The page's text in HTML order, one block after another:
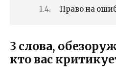
Право на
3 слова,
кто вас